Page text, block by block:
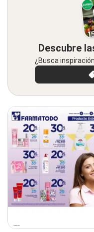
Descubre
¿Busca